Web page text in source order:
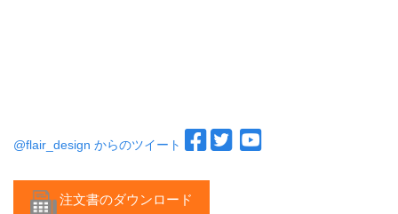
@flair_design からのツイート
注文書のダウンロード